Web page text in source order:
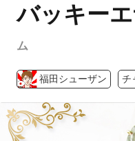
バッキー
ム
福田シューザン チ